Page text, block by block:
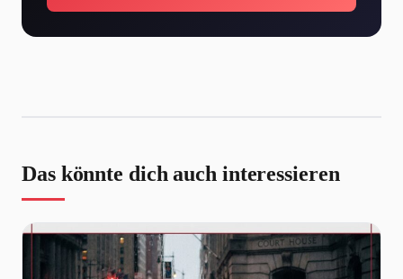
Das könnte dich auch interessieren